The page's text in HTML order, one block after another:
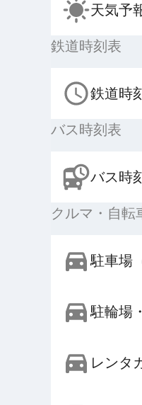
天気予
鉄道時刻表
鉄道時
バス時刻表
バス時
クルマ・自転
駐車場
駐輪場
レンタ